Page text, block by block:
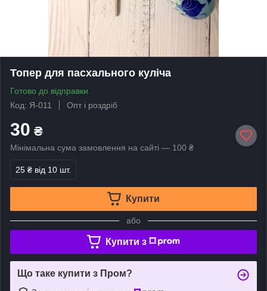
Топер для пасхального куліча
Готово до відправки
Код: Я-011
Опт і роздріб
30 ₴
Мінімальна сума замовлення на сайті — 100 ₴
25 ₴ від 10 шт.
Купити
або
Купити з
Що таке купити з Пром?